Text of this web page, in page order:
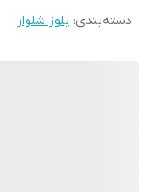
دسته‌بندی: بلوز شلوار